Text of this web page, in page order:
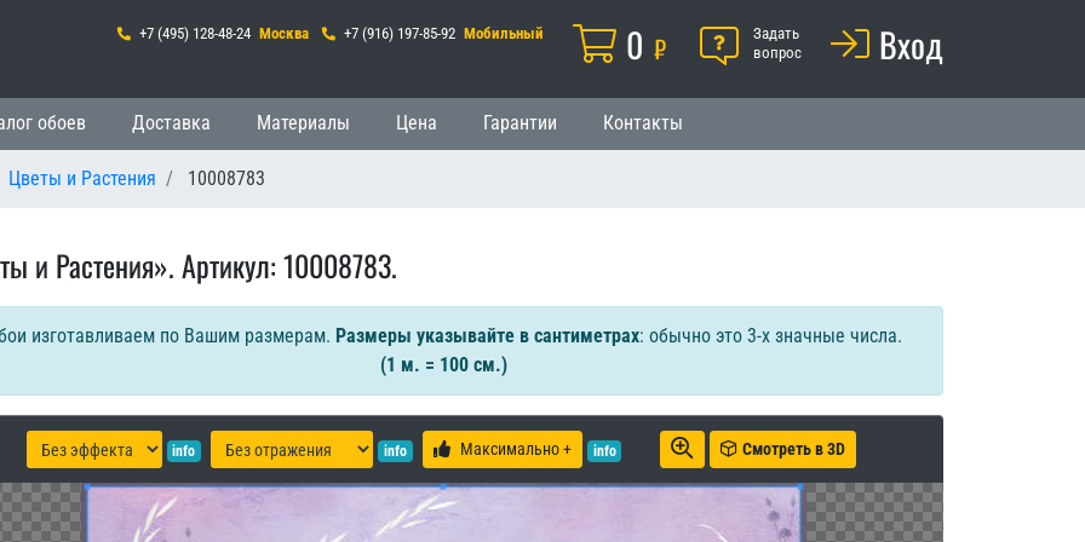
+7 (495) 128-48-24 Москва +7 (916) 197-85-92 Мобильный Корзина
0 ₽ ПомощьЗадать
вопрос
Вход
обоев Доставка Материалы Цена Гарантии Контакты
Цветы и Растения 10008783
и Растения». Артикул: 10008783.
изготавливаем по Вашим размерам. Размеры указывайте в сантиметрах: обычно это 3-х значные числа.
(1 м. = 100 см.)
info info Максимально + info Смотреть в 3D